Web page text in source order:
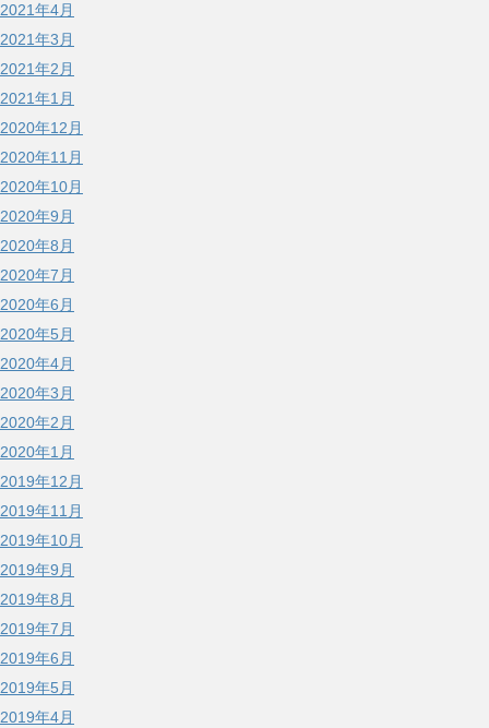
2021年4月
2021年3月
2021年2月
2021年1月
2020年12月
2020年11月
2020年10月
2020年9月
2020年8月
2020年7月
2020年6月
2020年5月
2020年4月
2020年3月
2020年2月
2020年1月
2019年12月
2019年11月
2019年10月
2019年9月
2019年8月
2019年7月
2019年6月
2019年5月
2019年4月